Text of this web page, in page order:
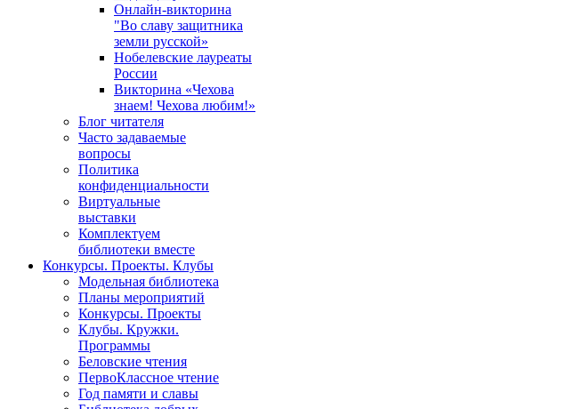
Онлайн-викторина
"Во славу защитника
земли русской»
Нобелевские лауреаты
России
Викторина «Чехова
знаем! Чехова любим!»
Блог читателя
Часто задаваемые
вопросы
Политика
конфиденциальности
Виртуальные
выставки
Комплектуем
библиотеки вместе
Конкурсы. Проекты. Клубы
Модельная библиотека
Планы мероприятий
Конкурсы. Проекты
Клубы. Кружки.
Программы
Беловские чтения
ПервоКлассное чтение
Год памяти и славы